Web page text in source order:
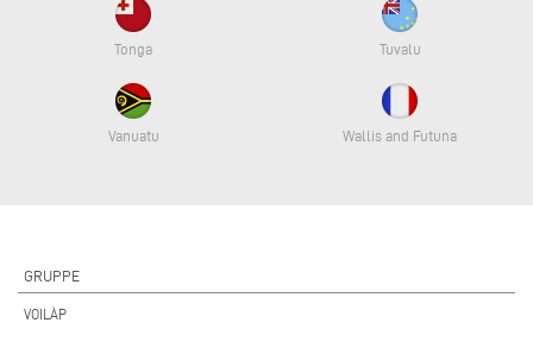
Tonga Tuvalu
Vanuatu Wallis and Futuna
GRUPPE
VOILÀP